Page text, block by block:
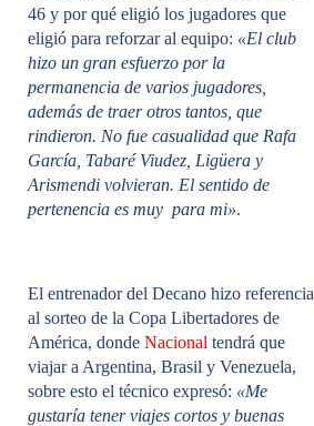
46 y por qué eligió los jugadores que
eligió para reforzar al equipo: «El club
hizo un gran esfuerzo por la
permanencia de varios jugadores,
además de traer otros tantos, que
rindieron. No fue casualidad que Rafa
García, Tabaré Viudez, Ligüera y
Arismendi volvieran. El sentido de
pertenencia es muy para mi».
El entrenador del Decano hizo referencia
al sorteo de la Copa Libertadores de
América, donde Nacional tendrá que
viajar a Argentina, Brasil y Venezuela,
sobre esto el técnico expresó: «Me
gustaría tener viajes cortos y buenas